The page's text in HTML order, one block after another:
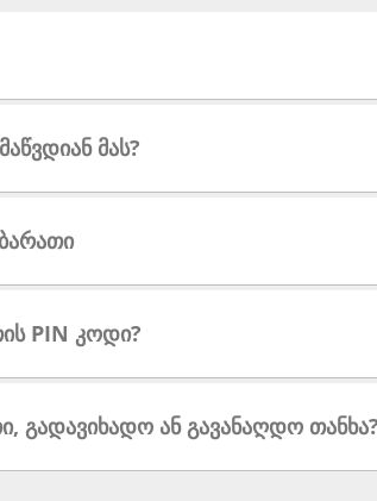
მას?
PIN კოდი?
გადავიხადო ან გავანაღდო